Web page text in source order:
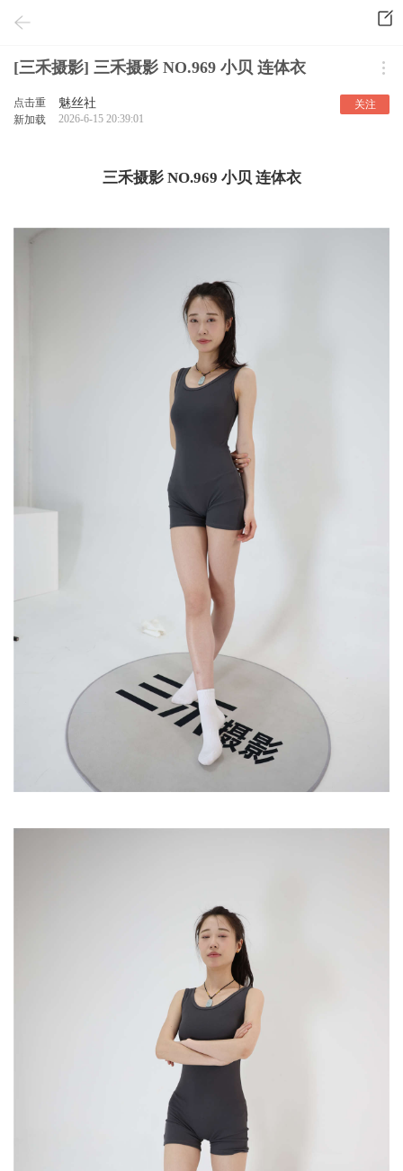
[三禾摄影] 三禾摄影 NO.969 小贝 连体衣
点击重
新加载
魅丝社
2026-6-15 20:39:01
关注
三禾摄影 NO.969 小贝 连体衣